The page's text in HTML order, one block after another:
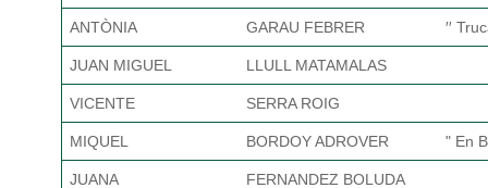
ANTÒNIA GARAU FEBRER ′′
JUAN MIGUEL LLULL MATAMALAS
VICENTE SERRA ROIG
MIQUEL BORDOY ADROVER " En
JUANA FERNANDEZ BOLUDA